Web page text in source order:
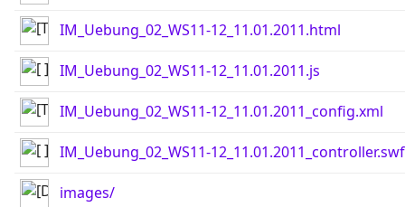
IM_Uebung_02_WS11-12_11.01.2011.html
IM_Uebung_02_WS11-12_11.01.2011.js
IM_Uebung_02_WS11-12_11.01.2011_config.xml
IM_Uebung_02_WS11-12_11.01.2011_controller.swf
images/